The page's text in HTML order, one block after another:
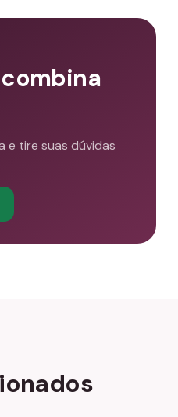
e tire suas dúvidas